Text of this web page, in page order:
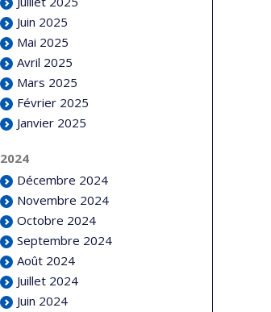
Juin 2025
Mai 2025
Avril 2025
Mars 2025
Février 2025
Janvier 2025
2024
Décembre 2024
Novembre 2024
Octobre 2024
Septembre 2024
Août 2024
Juillet 2024
Juin 2024